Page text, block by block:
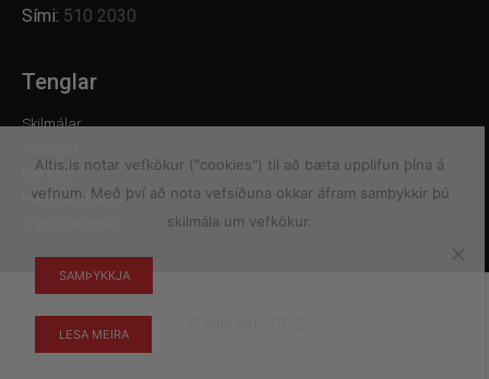
Sími: 510 2030
Tenglar
Skilmálar
Um Altis
Hafa samband
Altis.is notar vefkökur ("cookies") til að bæta upplifun þína á
vefnum. Með því að nota vefsíðuna okkar áfram samþykkir þú
skilmála um vefkökur.
SAMÞYKKJA
LESA MEIRA